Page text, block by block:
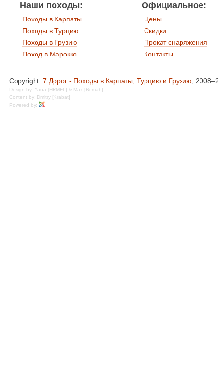
Наши походы:
Походы в Карпаты
Походы в Турцию
Походы в Грузию
Поход в Марокко
Официальное:
Цены
Скидки
Прокат снаряжения
Контакты
Copyright: 7 Дорог - Походы в Карпаты, Турцию и Грузию,
Design by: Yana [HRMFL] & Max [Romah]
Content by: Dmitry [Krabat]
Powered by: